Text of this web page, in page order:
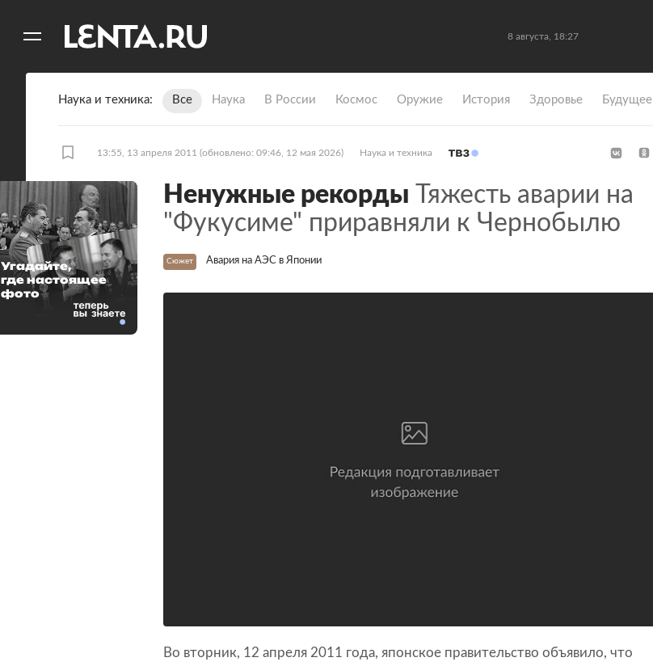
8 августа, 18:27
Наука и техника Все Наука В России Космос Оружие История Здоровье Будущее
13:55, 13 апреля 2011 (обновлено: 09:46, 12 мая 2026) Наука и техника
Ненужные рекорды Тяжесть аварии на
"Фукусиме" приравняли к Чернобылю
Сюжет Авария на АЭС в Японии
Во вторник, 12 апреля 2011 года, японское правительство объявило, что
Угадайте,
где настоящее
фото